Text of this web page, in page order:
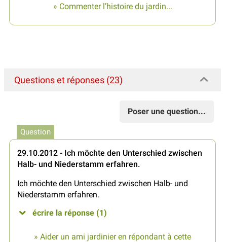
» Commenter l’histoire du jardin...
Questions et réponses (23)
Poser une question...
Question
29.10.2012 - Ich möchte den Unterschied zwischen
Halb- und Niederstamm erfahren.
Ich möchte den Unterschied zwischen Halb- und
Niederstamm erfahren.
écrire la réponse (1)
» Aider un ami jardinier en répondant à cette